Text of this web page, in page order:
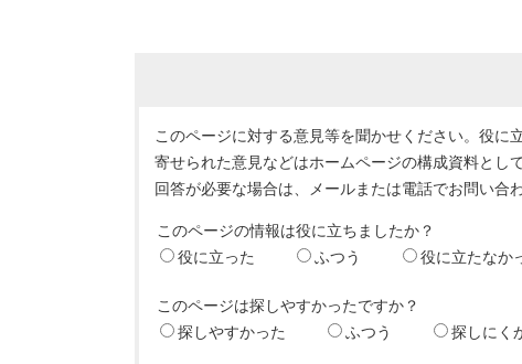
このページに対する意見等を聞かせください。役に
寄せられた意見などはホームページの構成資料とし
回答が必要な場合は、メールまたは電話でお問い合
このページの情報は役に立ちましたか？
役に立った
ふつう 役に立たなか
このページは探しやすかったですか？
探しやすかった
ふつう 探しにく